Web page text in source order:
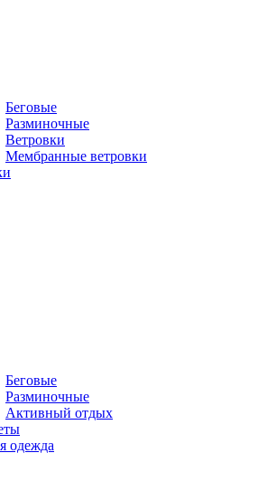
Беговые
Разминочные
Ветровки
Мембранные ветровки
Беговые
Разминочные
Активный отдых
одежда